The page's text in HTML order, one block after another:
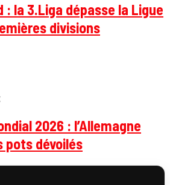
la 3.Liga dépasse la Ligue
divisions
2026 : l’Allemagne
pots dévoilés